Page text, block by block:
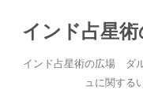
インド占星
インド占星術の広場 ダ
ュに関する